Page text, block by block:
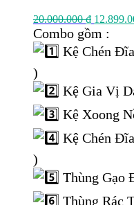
20.000.000₫ Giá
gốc
Combo gồm :
Kệ Chén
)
Kệ Gia Vị
Kệ Xoong
Kệ Chén
)
Thùng Gạo
Thùng Rác